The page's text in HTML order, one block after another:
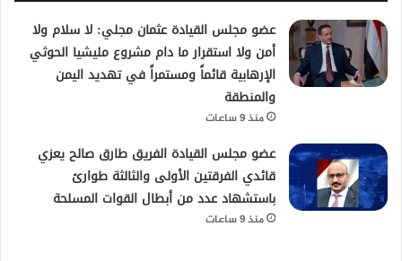
عضو مجلس القيادة عثمان مجلي: لا سلام ولا
أمن ولا استقرار ما دام مشروع مليشيا الحوثي
الإرهابية قائماً ومستمراً في تهديد اليمن
والمنطقة
منذ 9 ساعات
عضو مجلس القيادة الفريق طارق صالح يعزي
قائدي الفرقتين الأولى والثالثة طوارئ
باستشهاد عدد من أبطال القوات المسلحة
منذ 9 ساعات